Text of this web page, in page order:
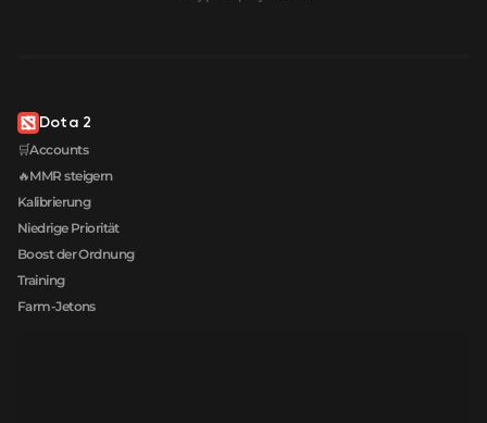
Dota 2
🛒Accounts
🔥MMR steigern
Kalibrierung
Niedrige Priorität
Boost der Ordnung
Training
Farm-Jetons